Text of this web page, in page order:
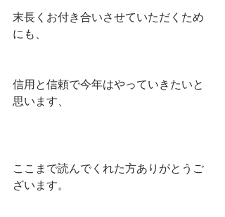
末長くお付き合いさせていただくため
にも、
信用と信頼で今年はやっていきたいと
思います、
ここまで読んでくれた方ありがとうご
ざいます。